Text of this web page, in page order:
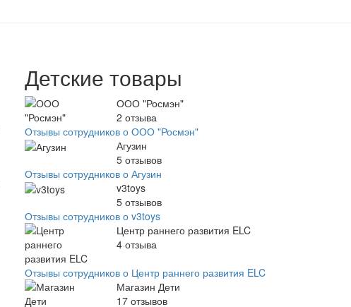
Детские товары
ООО "Росмэн"
2 отзыва
Отзывы сотрудников о ООО "Росмэн"
Агузин
5 отзывов
Отзывы сотрудников о Агузин
v3toys
5 отзывов
Отзывы сотрудников о v3toys
Центр раннего развития ELC
4 отзыва
Отзывы сотрудников о Центр раннего развития ELC
Магазин Дети
17 отзывов